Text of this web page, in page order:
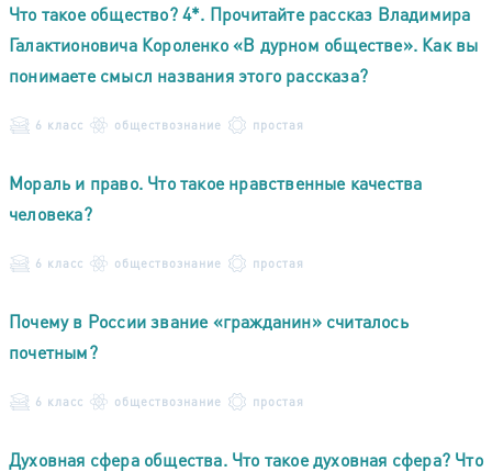
Что такое общество? 4*. Прочитайте рассказ Владимира
Галактионовича Короленко «В дурном обществе». Как вы
понимаете смысл названия этого рассказа?
6 класс обществознание простая
Мораль и право. Что такое нравственные качества
человека?
6 класс обществознание простая
Почему в России звание «гражданин» считалось
почетным?
6 класс обществознание простая
Духовная сфера общества. Что такое духовная сфера? Что